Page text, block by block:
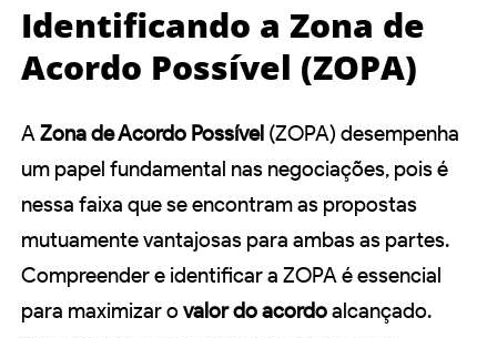
Identificando a Zona de
Acordo Possível (ZOPA)
A Zona de Acordo Possível (ZOPA) desempenha
um papel fundamental nas negociações, pois é
nessa faixa que se encontram as propostas
mutuamente vantajosas para ambas as partes.
Compreender e identificar a ZOPA é essencial
para maximizar o valor do acordoalcançado.